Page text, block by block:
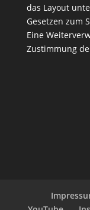
das Layout
Gesetzen zum
Eine
Zustimmung